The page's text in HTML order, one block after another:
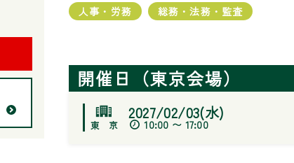
人事・労務 総務・法務・監査
開催日（東京会場）
2027/02/03(水)
10:00 〜 17:00